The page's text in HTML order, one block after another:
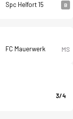
Spc Helfort 15 B
FC Mauerwerk MS
3/4